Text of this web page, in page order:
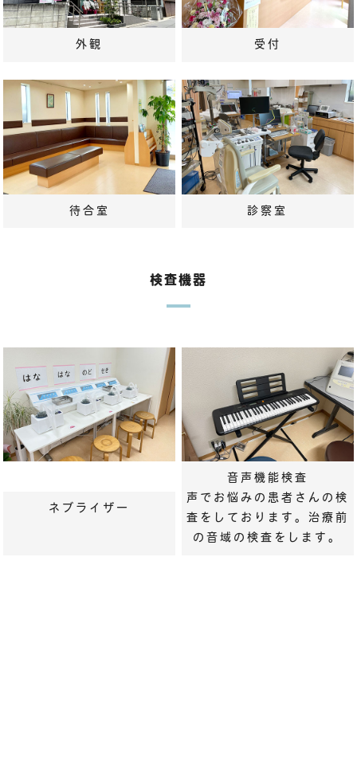
外観 受付
待合室 診察室
検査機器
ネブライザー
音声機能検査
声でお悩みの患者さんの検
査をしております。 治療前
の音域の検査をします。